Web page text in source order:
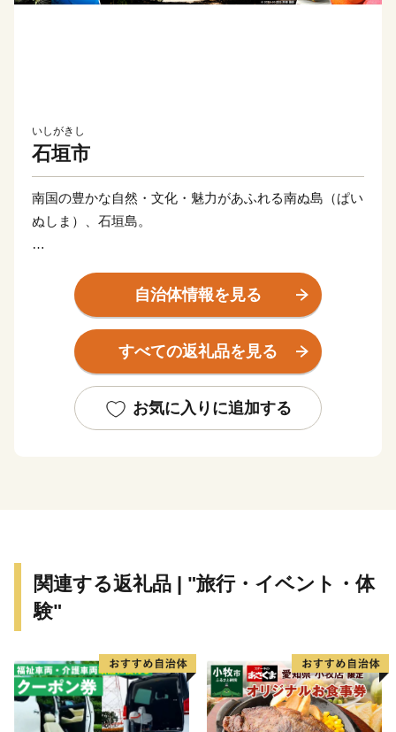
いしがきし
石垣市
南国の豊かな自然・文化・魅力があふれる南ぬ島（ぱい
ぬしま）、石垣島。
バイザーの「世界で最も行きたい観光地」第1位に輝き
ました。観光スポットやマリンレジャーエリアとしての
魅力はもちろん、悠久の時を経て現在に至る独自の文化
や歴史も、国内外問はず、多くのファンを惹きつけてい
石垣市は、人口4万9481人（2018年10月末現在）、約
サンゴ礁生息域である“石西礁湖”がつくる雄大な自然の
恩恵を受け、他の自治体にはない石垣島ならではの特産
いる石垣牛、ミネラル豊富な海の恵みである水産物、南
国の太陽の光を浴びて育つパイナップルやマンゴーなど
の南国フルーツ、古来からの製法が今も受け継がれてい
る泡盛やミンサー織りなどの伝統工芸品など、幅広いジ
自治体情報を見る
すべての返礼品を見る
お気に入りに追加する
関連する返礼品 | "旅行・イベント・体
験"